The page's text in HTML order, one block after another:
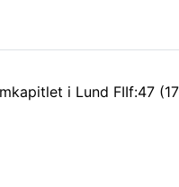
i Lund FIIf:47